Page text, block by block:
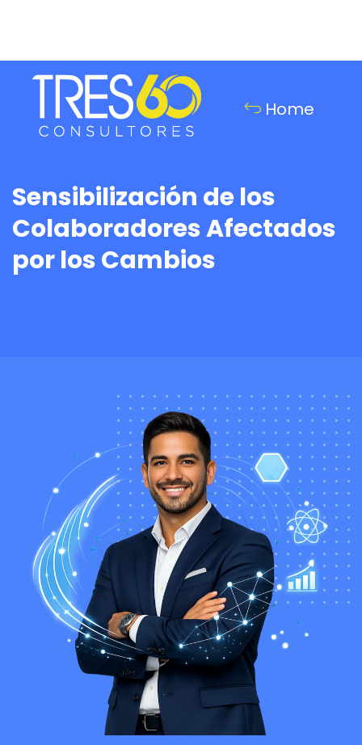
Home
Sensibilización de los
Colaboradores Afectados
por los Cambios